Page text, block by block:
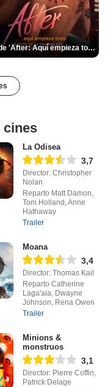
Tráiler de 'After: Aquí empieza todo'
cines
La Odisea
3,7
Director: Christopher
Nolan
Reparto Matt Damon,
Tom Holland, Anne
Hathaway
Trailer
Moana
3,4
Director: Thomas Kail
Reparto Catherine
Laga'aia, Dwayne
Johnson, Rena Owen
Trailer
Minions &
monstruos
3,1
Director: Pierre Coffin,
Patrick Delage